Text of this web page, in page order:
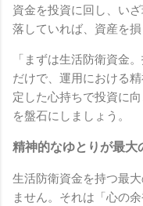
資金を投資に回し、い
落していれば、資産を
「まずは生活防衛資金
だけで、運用における
定した心持ちで投資に
を盤石にしましょう。
精神的なゆとりが最大
生活防衛資金を持つ最
ません。それは「心の余